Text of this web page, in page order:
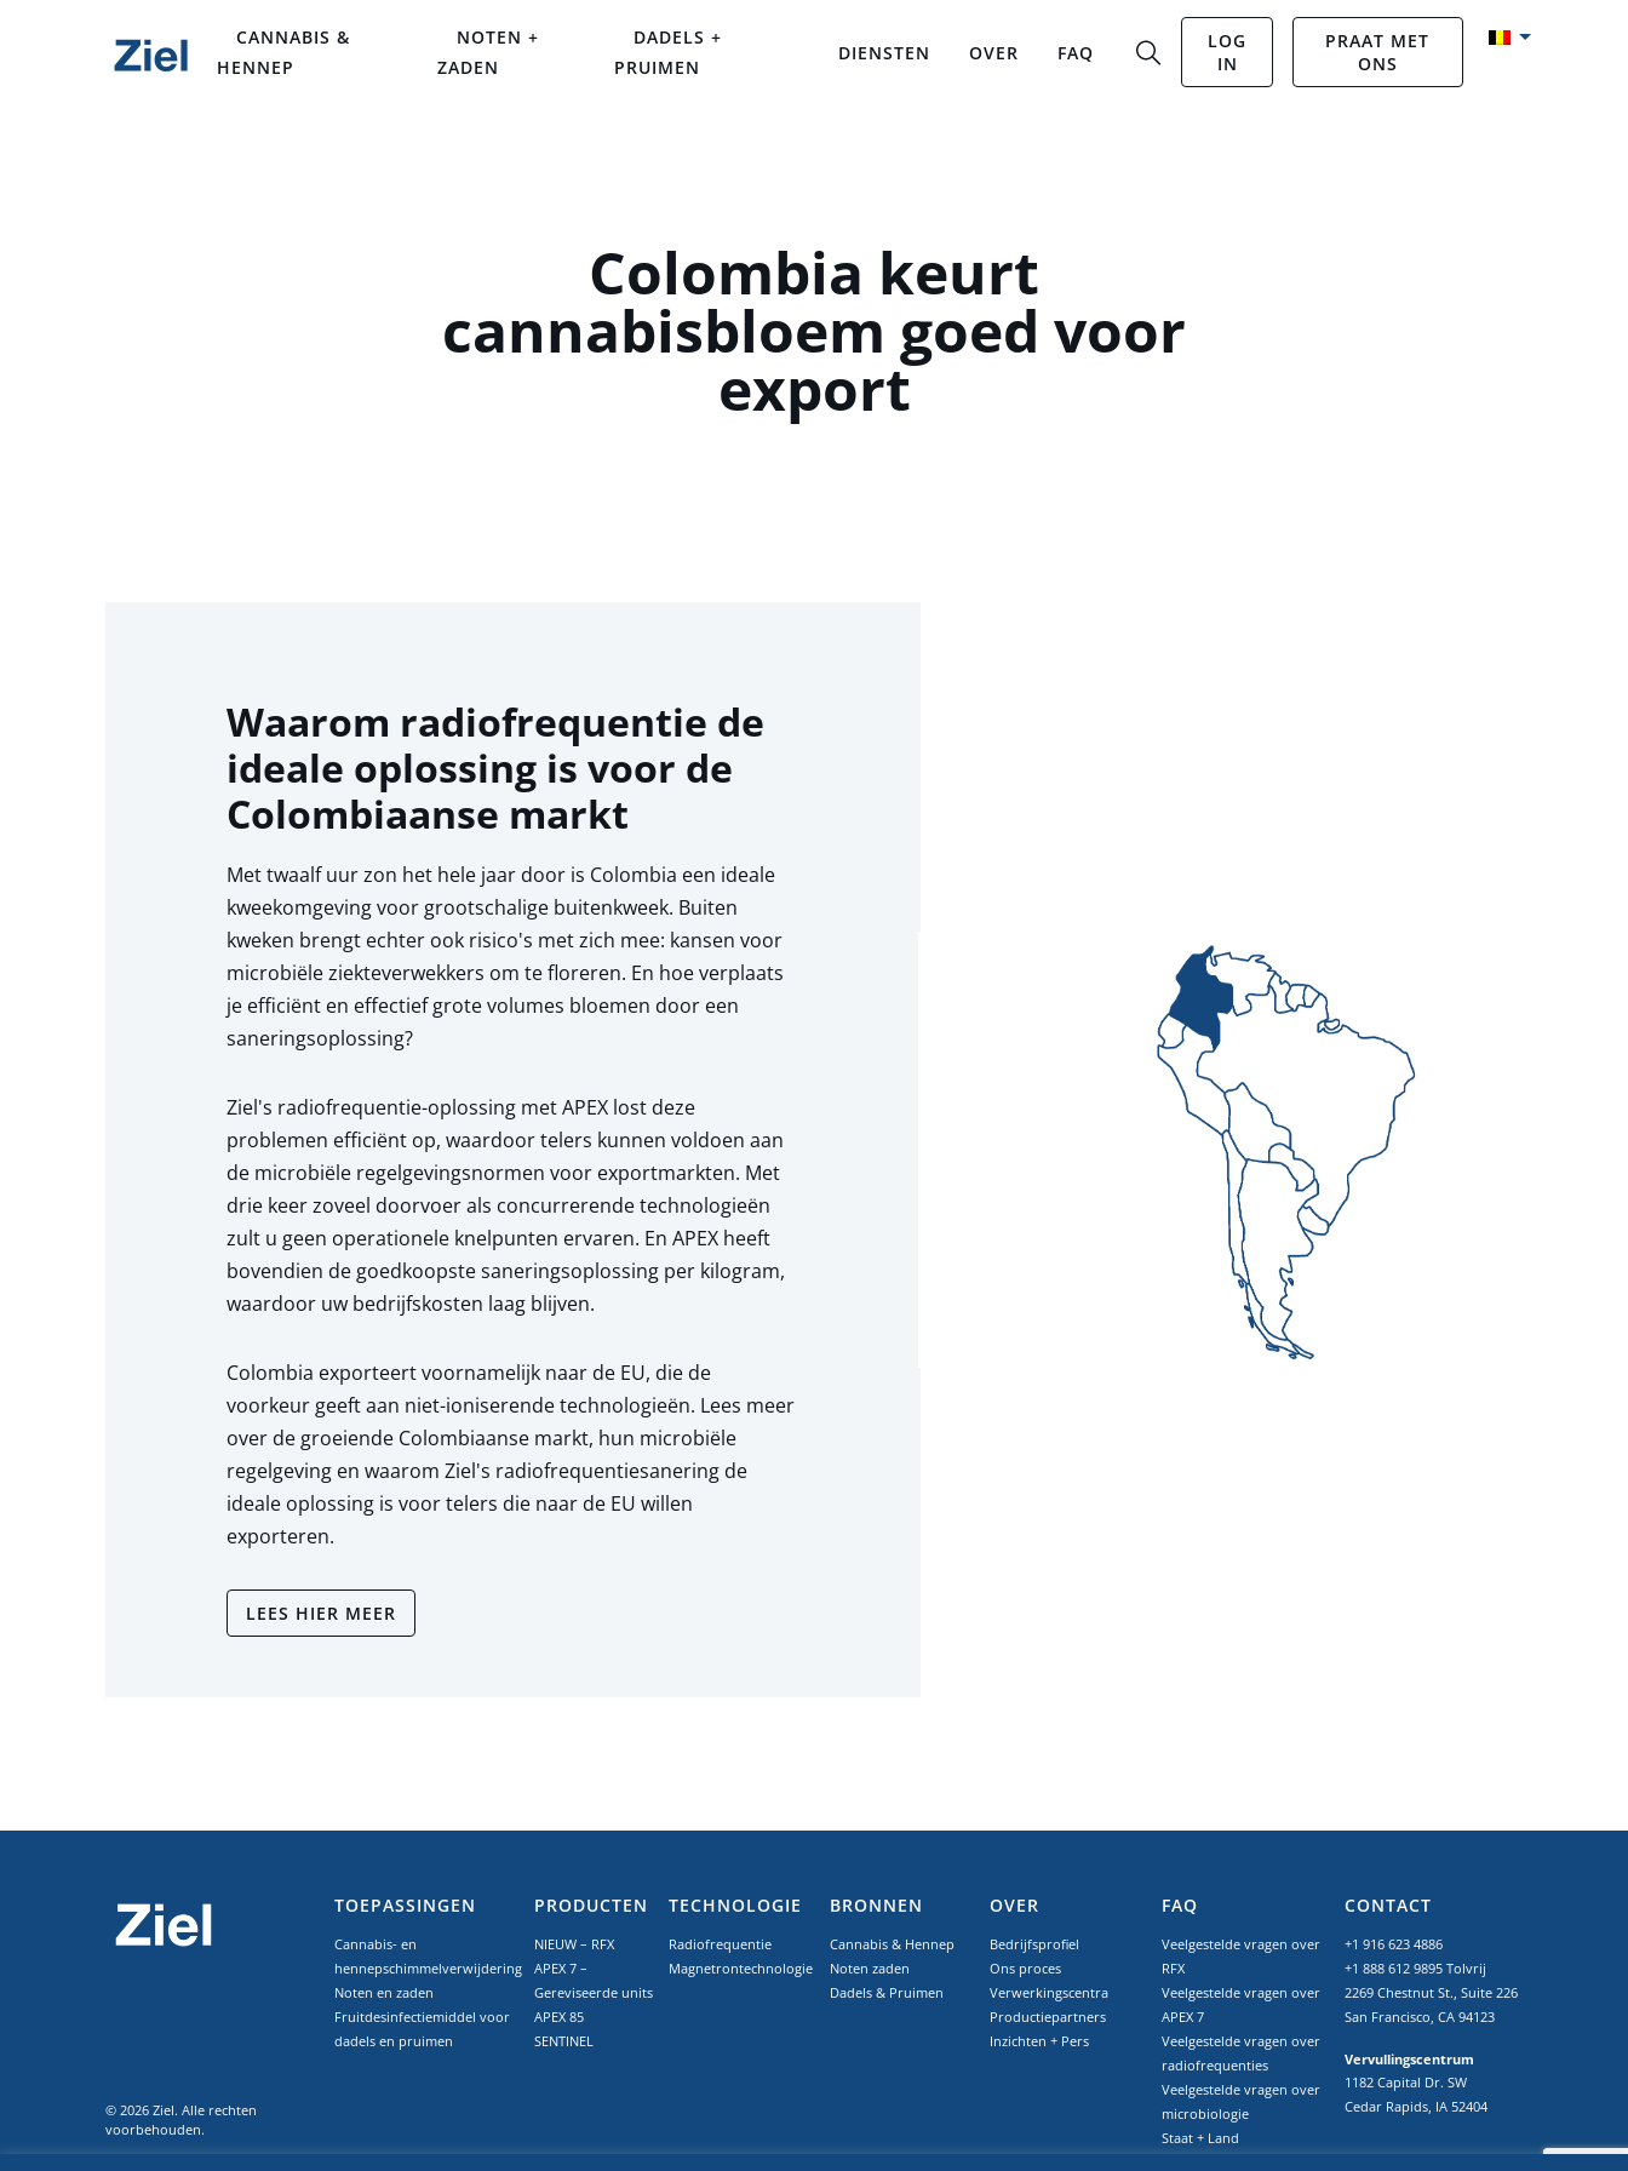
CANNABIS &
HENNEP
NOTEN +
ZADEN
DADELS +
PRUIMEN
DIENSTEN OVER FAQ
LOG
IN
PRAAT MET
ONS
Colombia keurt
cannabisbloem goed voor
export
Waarom radiofrequentie de
ideale oplossing is voor de
Colombiaanse markt
Met twaalf uur zon het hele jaar door is Colombia een ideale
kweekomgeving voor grootschalige buitenkweek. Buiten
kweken brengt echter ook risico's met zich mee: kansen voor
microbiële ziekteverwekkers om te floreren. En hoe verplaats
je efficiënt en effectief grote volumes bloemen door een
saneringsoplossing?
Ziel's radiofrequentie-oplossing met APEX lost deze
problemen efficiënt op, waardoor telers kunnen voldoen aan
de microbiële regelgevingsnormen voor exportmarkten. Met
drie keer zoveel doorvoer als concurrerende technologieën
zult u geen operationele knelpunten ervaren. En APEX heeft
bovendien de goedkoopste saneringsoplossing per kilogram,
waardoor uw bedrijfskosten laag blijven.
Colombia exporteert voornamelijk naar de EU, die de
voorkeur geeft aan niet-ioniserende technologieën. Lees meer
over de groeiende Colombiaanse markt, hun microbiële
regelgeving en waarom Ziel's radiofrequentiesanering de
ideale oplossing is voor telers die naar de EU willen
exporteren.
LEES HIER MEER
© 2026 Ziel. Alle rechten
voorbehouden.
TOEPASSINGEN
Cannabis- en
hennepschimmelverwijdering
Noten en zaden
Fruitdesinfectiemiddel voor
dadels en pruimen
PRODUCTEN
NIEUW – RFX
APEX 7 –
Gereviseerde units
APEX 85
SENTINEL
TECHNOLOGIE
Radiofrequentie
Magnetrontechnologie
BRONNEN
Cannabis & Hennep
Noten zaden
Dadels & Pruimen
OVER
Bedrijfsprofiel
Ons proces
Verwerkingscentra
Productiepartners
Inzichten + Pers
FAQ
Veelgestelde vragen over
RFX
Veelgestelde vragen over
APEX 7
Veelgestelde vragen over
radiofrequenties
Veelgestelde vragen over
microbiologie
Staat + Land
CONTACT
+1 916 623 4886
+1 888 612 9895 Tolvrij
2269 Chestnut St., Suite 226
San Francisco, CA 94123
Vervullingscentrum
1182 Capital Dr. SW
Cedar Rapids, IA 52404